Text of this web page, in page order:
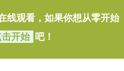
线观看，如果你想从零开始
击开始 吧！